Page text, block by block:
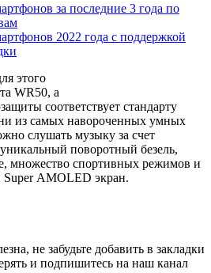
за последние 3 года по
2022 года с поддержкой
этого
WR50, а
соответствует стандарту
из самых навороченных умных
слушать музыку за счет
поворотный безель,
множество спортивных режимов и
AMOLED экран.
не забудьте добавить в закладки
и подпишитесь на наш канал